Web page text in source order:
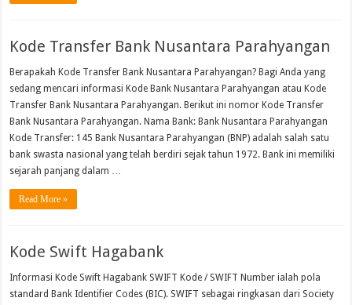
Kode Transfer Bank Nusantara Parahyangan
Berapakah Kode Transfer Bank Nusantara Parahyangan? Bagi Anda yang
sedang mencari informasi Kode Bank Nusantara Parahyangan atau Kode
Transfer Bank Nusantara Parahyangan. Berikut ini nomor Kode Transfer
Bank Nusantara Parahyangan. Nama Bank: Bank Nusantara Parahyangan
Kode Transfer: 145 Bank Nusantara Parahyangan (BNP) adalah salah satu
bank swasta nasional yang telah berdiri sejak tahun 1972. Bank ini memiliki
sejarah panjang dalam …
Read More »
Kode Swift Hagabank
Informasi Kode Swift Hagabank SWIFT Kode / SWIFT Number ialah pola
standard Bank Identifier Codes (BIC). SWIFT sebagai ringkasan dari Society